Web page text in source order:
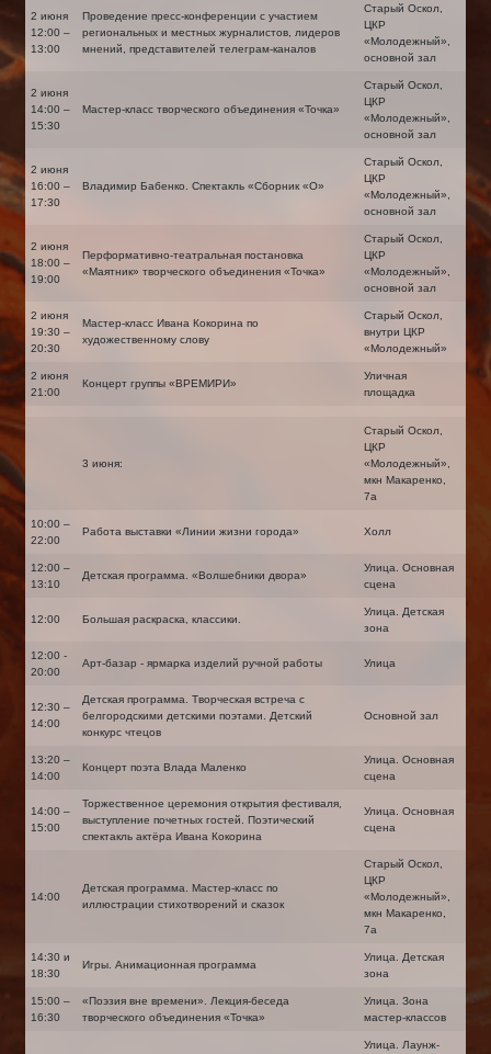
2 июня
12:00 –
13:00
Проведение пресс-конференции с участием
региональных и местных журналистов, лидеров
мнений, представителей телеграм-каналов
Старый Оскол,
ЦКР
«Молодежный»,
основной зал
2 июня
14:00 –
15:30
Мастер-класс творческого объединения «Точка»
Старый Оскол,
ЦКР
«Молодежный»,
основной зал
2 июня
16:00 –
17:30
Владимир Бабенко. Спектакль «Сборник «О»
Старый Оскол,
ЦКР
«Молодежный»,
основной зал
2 июня
18:00 –
19:00
Перформативно-театральная постановка
«Маятник» творческого объединения «Точка»
Старый Оскол,
ЦКР
«Молодежный»,
основной зал
2 июня
19:30 –
20:30
Мастер-класс Ивана Кокорина по
художественному слову
Старый Оскол,
внутри ЦКР
«Молодежный»
2 июня
21:00
Концерт группы «ВРЕМИРИ»
Уличная
площадка
3 июня:
Старый Оскол,
ЦКР
«Молодежный»,
мкн Макаренко,
7а
10:00 –
22:00
Работа выставки «Линии жизни города» Холл
12:00 –
13:10
Детская программа. «Волшебники двора»
Улица. Основная
сцена
12:00 Большая раскраска, классики.
Улица. Детская
зона
12:00 -
20:00
Арт-базар - ярмарка изделий ручной работы Улица
12:30 –
14:00
Детская программа. Творческая встреча с
белгородскими детскими поэтами. Детский
конкурс чтецов
Основной зал
13:20 –
14:00
Концерт поэта Влада Маленко
Улица. Основная
сцена
14:00 –
15:00
Торжественное церемония открытия фестиваля,
выступление почетных гостей. Поэтический
спектакль актёра Ивана Кокорина
Улица. Основная
сцена
14:00
Детская программа. Мастер-класс по
иллюстрации стихотворений и сказок
Старый Оскол,
ЦКР
«Молодежный»,
мкн Макаренко,
7а
14:30 и
18:30
Игры. Анимационная программа
Улица. Детская
зона
15:00 –
16:30
«Поэзия вне времени». Лекция-беседа
творческого объединения «Точка»
Улица. Зона
мастер-классов
Улица. Лаунж-